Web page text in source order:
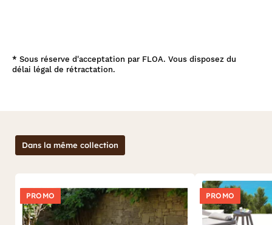
* Sous réserve d'acceptation par FLOA. Vous disposez du
délai légal de rétractation.
Dans la même collection
PROMO PROMO